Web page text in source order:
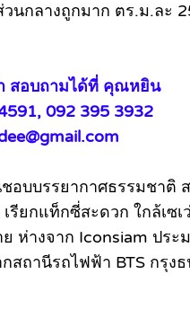
วนกลางถูกมาก ตร.ม.ละ
สอบถามได้ที่ คุณหยิน
092 395 3932
อบบรรยากาศธรรมชาติ
รียกแท็กซี่สะดวก ใกล้เซ
ห่างจาก Iconsiam ประ
สถานีรถไฟฟ้า BTS กรุง